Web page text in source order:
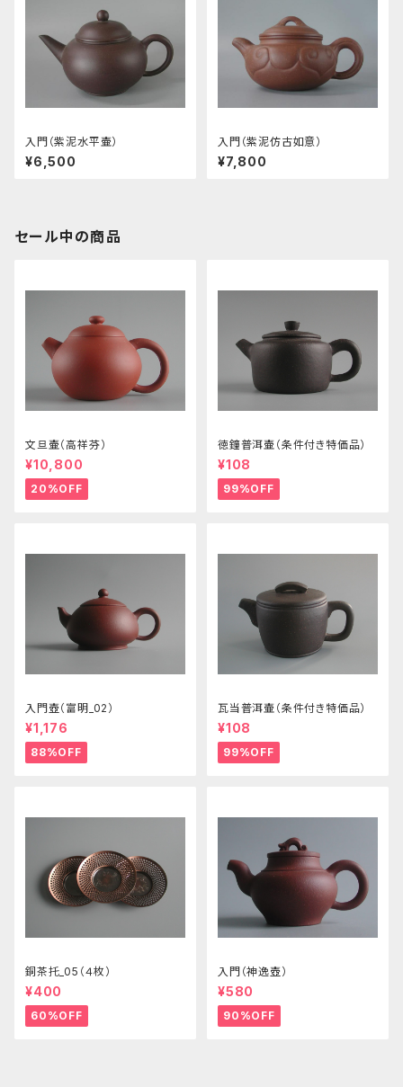
入門（紫泥水平壷）
¥6,500
入門（紫泥仿古如意）
¥7,800
セール中の商品
文旦壷（高祥芬）
¥10,800
20%OFF
徳鐘普洱壷（条件付き特価品）
¥108
99%OFF
入門壺（富明_02）
¥1,176
88%OFF
瓦当普洱壷（条件付き特価品）
¥108
99%OFF
銅茶托_05（４枚）
¥400
60%OFF
入門（神逸壺）
¥580
90%OFF